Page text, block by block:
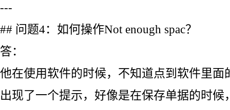
---
## 问题4：如何操作Not enough spac？
答：
他在使用软件的时候，不知道点到软件里面
出现了一个提示，好像是在保存单据的时候